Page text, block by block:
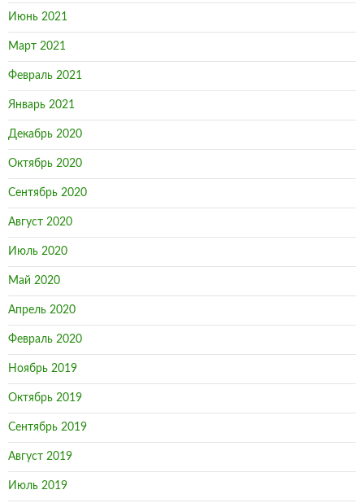
Июнь 2021
Март 2021
Февраль 2021
Январь 2021
Декабрь 2020
Октябрь 2020
Сентябрь 2020
Август 2020
Июль 2020
Май 2020
Апрель 2020
Февраль 2020
Ноябрь 2019
Октябрь 2019
Сентябрь 2019
Август 2019
Июль 2019